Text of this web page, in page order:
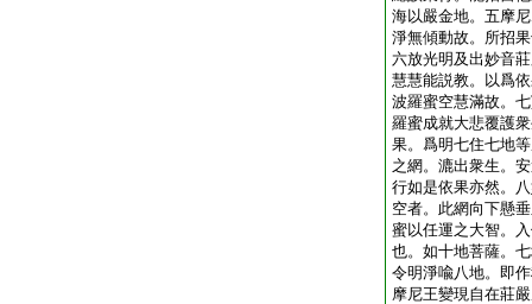
海以嚴金地。五摩
淨無傾動故。所招
六放光明及出妙音
慧慧能説教。以爲
波羅蜜空慧滿故。
羅蜜成就大悲覆護
果。爲明七住七地
之網。漉出衆生。
行如是依果亦然。
空者。此網向下懸
蜜以任運之大智。
也。如十地菩薩。
令明淨喩八地。即
摩尼王變現自在莊